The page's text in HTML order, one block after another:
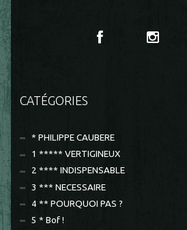
CATÉGORIES
* PHILIPPE CAUBERE
1 ***** VERTIGINEUX
2 **** INDISPENSABLE
3 *** NECESSAIRE
4 ** POURQUOI PAS ?
5 * Bof !